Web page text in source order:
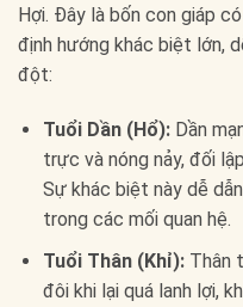
Hợi. Đây là bốn con giáp
định hướng khác biệt lớn,
đột:
Tuổi Dần (Hổ):Dần
trực và nóng nảy, đối
Sự khác biệt này dễ
trong các mối quan hệ.
Tuổi Thân (Khỉ):Thân
đôi khi lại quá lanh lợi,